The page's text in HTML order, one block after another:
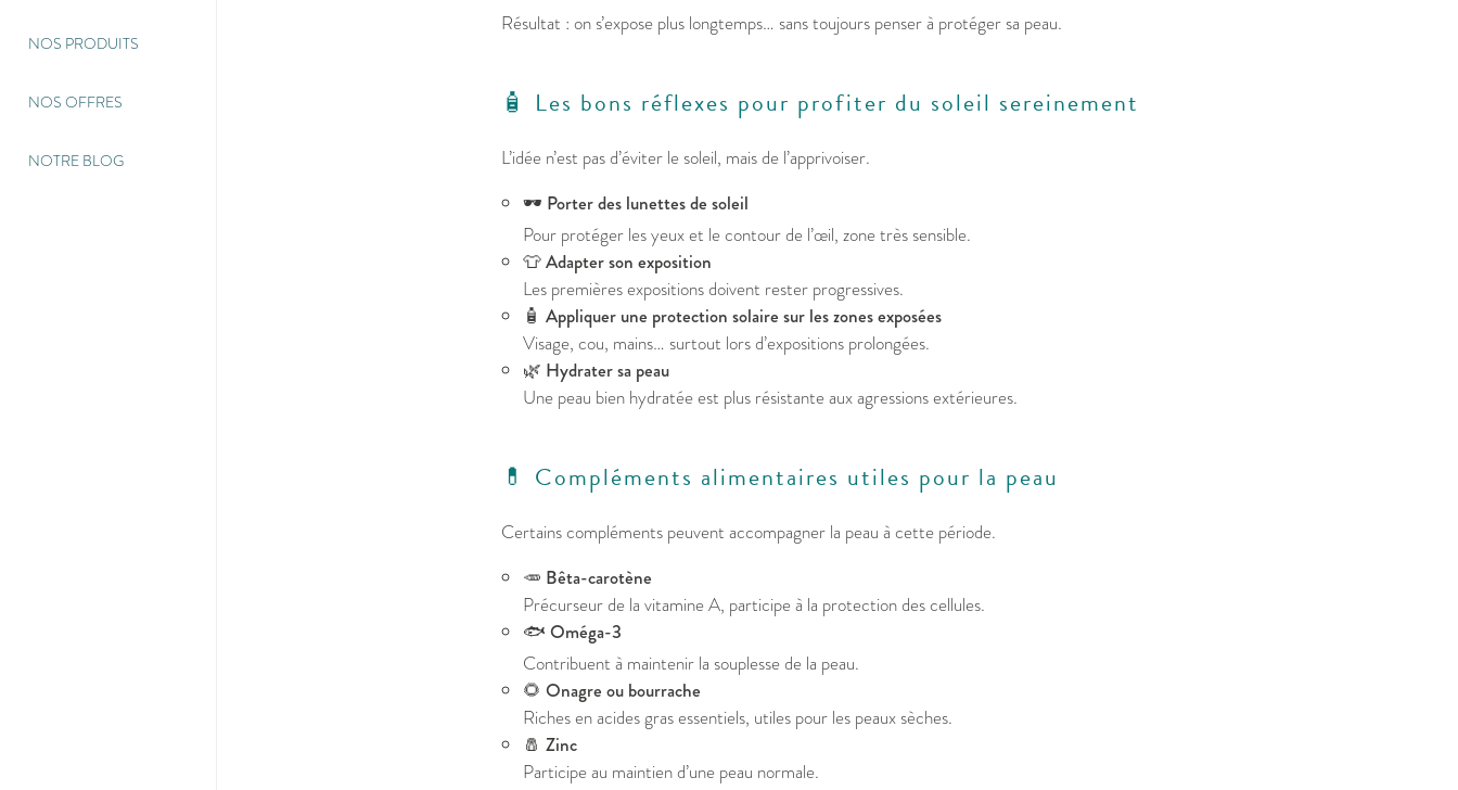
Résultat : on s’expose plus longtemps… sans toujours penser à protéger sa peau.
🧴 Les bons réflexes pour profiter du soleil sereinement
L’idée n’est pas d’éviter le soleil, mais de l’apprivoiser.
🕶️ Porter des lunettes de soleil
Pour protéger les yeux et le contour de l’œil, zone très sensible.
👕Adapter son exposition
Les premières expositions doivent rester progressives.
🧴 Appliquer une protection solaire sur les zones exposées
Visage, cou, mains… surtout lors d’expositions prolongées.
🌿 Hydrater sa peau
Une peau bien hydratée est plus résistante aux agressions extérieures.
💊 Compléments alimentaires utiles pour la peau
Certains compléments peuvent accompagner la peau à cette période.
🥕 Bêta-carotène
Précurseur de la vitamine A, participe à la protection des cellules.
🐟 Oméga-3
Contribuent à maintenir la souplesse de la peau.
🌻 Onagre ou bourrache
Riches en acides gras essentiels, utiles pour les peaux sèches.
🧂 Zinc
Participe au maintien d’une peau normale.
NOS PRODUITS
NOS OFFRES
NOTRE BLOG